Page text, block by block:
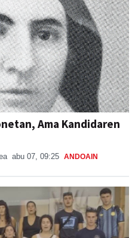
Ama Kandidaren
abu 07, 09:25 ANDOAIN